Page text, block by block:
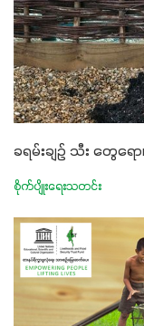
ခရမ်းချဉ် သီး တွေရေ
စိုက်ပျိုးရေးသတင်း